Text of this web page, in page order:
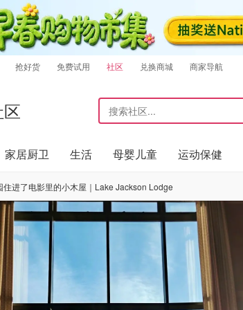
抢好货 免费试用 社区 兑换商城 商家导航
家居厨卫 生活 母婴儿童 运动保健
进了电影里的小木屋｜Lake Jackson Lodge